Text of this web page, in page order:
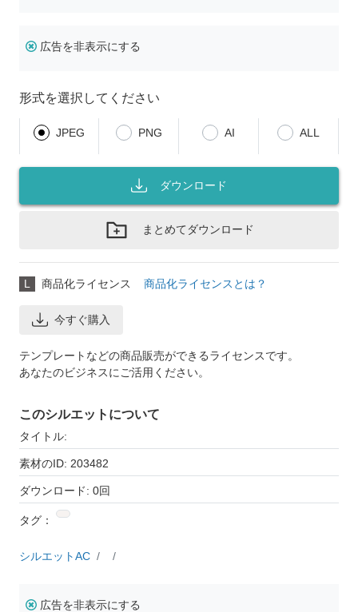
広告を非表示にする
形式を選択してください
JPEG PNG AI ALL
ダウンロード
まとめてダウンロード
L 商品化ライセンス 商品化ライセンスとは？
今すぐ購入
テンプレートなどの商品販売ができるライセンスです。
あなたのビジネスにご活用ください。
このシルエットについて
タイトル:
素材のID: 203482
ダウンロード: 0回
タグ：
シルエットAC
広告を非表示にする